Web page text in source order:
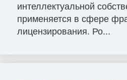
интеллектуальной
применяется в сфере
лицензирования. Ро...